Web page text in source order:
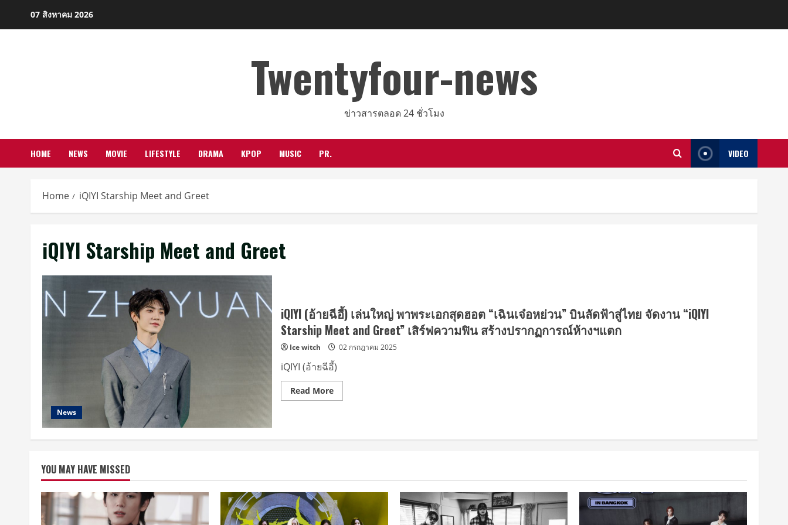
07 สิงหาคม 2026
Twentyfour-news
ข่าวสารตลอด 24 ชั่วโมง
HOME NEWS MOVIE LIFESTYLE DRAMA KPOP MUSIC PR. VIDEO
Home iQIYI Starship Meet and Greet
iQIYI Starship Meet and Greet
News
iQIYI (อ้ายฉีอี้) เล่นใหญ่ พาพระเอกสุดฮอต “เฉินเจ๋อหย่วน” บินลัดฟ้าสู่ไทย จัดงาน “iQIYI
Starship Meet and Greet” เสิร์ฟความฟิน สร้างปรากฏการณ์ห้างฯแตก
Ice witch 02 กรกฎาคม 2025
iQIYI (อ้ายฉีอี้)
Read MoreRead
more
อี้)
สุด
“เฉิน
เจ๋อ
หย่วน”
บิน
YOU MAY HAVE MISSED